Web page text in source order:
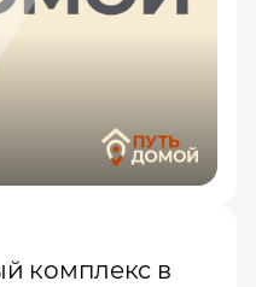
комплекс в